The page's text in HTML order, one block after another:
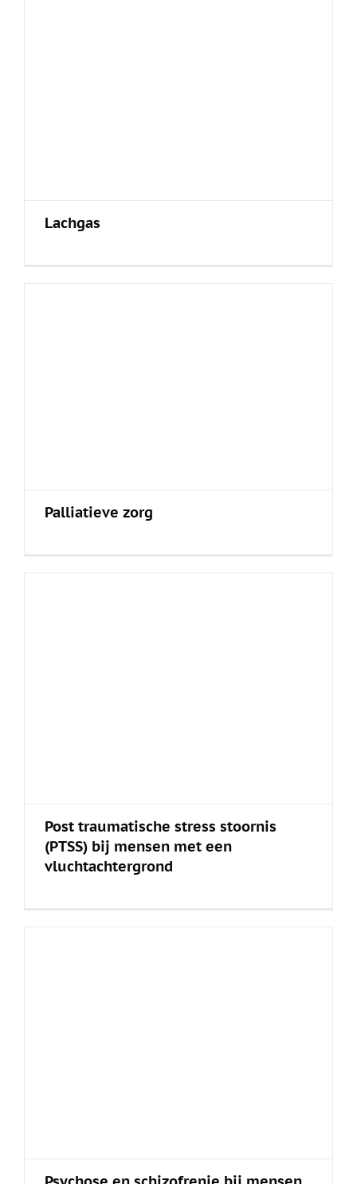
Lachgas
Palliatieve zorg
Post traumatische stress stoornis
(PTSS) bij mensen met een
vluchtachtergrond